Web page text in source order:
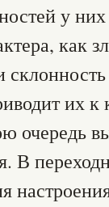
у
как
их к
очередь
В